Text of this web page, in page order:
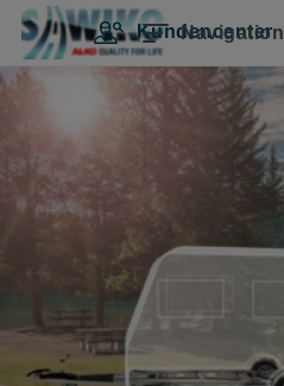
Navigation überspringen
Zum Hauptcontent
Zur Hauptnavigation springen
Inhaltsverzeichnis Navigation
Kundencenter